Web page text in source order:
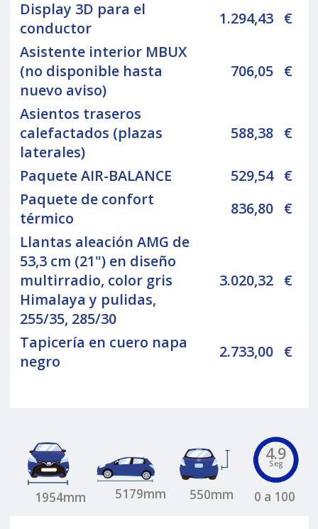
Display 3D para el
conductor
1.294,43 €
Asistente interior MBUX
(no disponible hasta
nuevo aviso)
706,05 €
Asientos traseros
calefactados (plazas
laterales)
588,38 €
Paquete AIR-BALANCE 529,54 €
Paquete de confort
térmico
836,80 €
Llantas aleación AMG de
53,3 cm (21") en diseño
multirradio, color gris
Himalaya y pulidas,
255/35, 285/30
3.020,32 €
Tapicería en cuero napa
negro
2.733,00 €
1954mm 5179mm 550mm
4.9
Seg
0 a 100